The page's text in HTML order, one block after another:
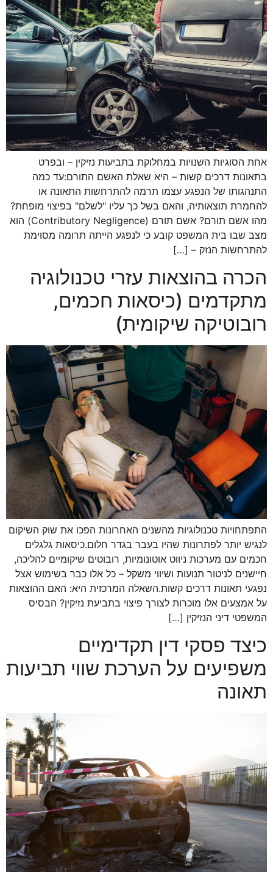
אחת הסוגיות השנויות במחלוקת בתביעות נזיקין – ובפרט
בתאונות דרכים קשות – היא שאלת האשם התורם:עד כמה
התנהגותו של הנפגע עצמו תרמה להתרחשות התאונה או
להחמרת תוצאותיה, והאם בשל כך עליו "לשלם" בפיצוי מופחת?
מהו אשם תורם? אשם תורם (Contributory Negligence) הוא
מצב שבו בית המשפט קובע כי לנפגע הייתה תרומה מסוימת
להתרחשות הנזק – […]
הכרה בהוצאות עזרי טכנולוגיה
מתקדמים (כיסאות חכמים,
רובוטיקה שיקומית)
התפתחויות טכנולוגיות מהשנים האחרונות הפכו את שוק השיקום
לנגיש יותר לפתרונות שהיו בעבר בגדר חלום.כיסאות גלגלים
חכמים עם מערכות ניווט אוטונומיות, רובוטים שיקומיים להליכה,
חיישנים לניטור תנועות ושיווי משקל – כל אלו כבר בשימוש אצל
נפגעי תאונות דרכים קשות.השאלה המרכזית היא: האם ההוצאות
על אמצעים אלו מוכרות לצורך פיצוי בתביעת נזיקין? הבסיס
המשפטי דיני הנזיקין […]
כיצד פסקי דין תקדימיים
משפיעים על הערכת שווי תביעות
תאונה